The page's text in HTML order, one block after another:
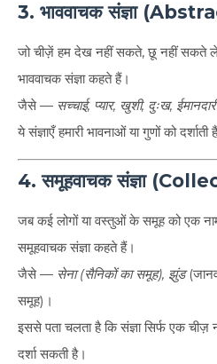
3. भाववाचक संज्ञा
जो चीज़ें हम देख नहीं सकते, छू नहीं सकते
भाववाचक संज्ञा कहते हैं।
जैसे — सच्चाई, प्यार, खुशी, दुःख,
ये संज्ञाएँ हमारी भावनाओं या गुणों को दर्शाती
4. समूहवाचक संज्ञा
जब कई लोगों या वस्तुओं के समूह को एक
समूहवाचक संज्ञा कहते हैं।
जैसे — सेना (सैनिकों का समूह), झुंड
समूह)।
इससे पता चलता है कि संज्ञा सिर्फ एक
दर्शा सकती है।